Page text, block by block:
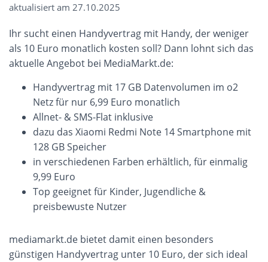
aktualisiert am 27.10.2025
Ihr sucht einen Handyvertrag mit Handy, der weniger
als 10 Euro monatlich kosten soll? Dann lohnt sich das
aktuelle Angebot bei MediaMarkt.de:
Handyvertrag mit 17 GB Datenvolumen im o2
Netz für nur 6,99 Euro monatlich
Allnet- & SMS-Flat inklusive
dazu das Xiaomi Redmi Note 14 Smartphone mit
128 GB Speicher
in verschiedenen Farben erhältlich, für einmalig
9,99 Euro
Top geeignet für Kinder, Jugendliche &
preisbewuste Nutzer
mediamarkt.de bietet damit einen besonders
günstigen Handyvertrag unter 10 Euro, der sich ideal